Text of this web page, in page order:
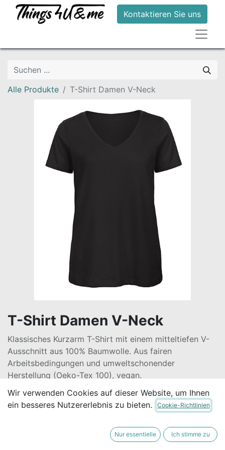
Kontaktieren Sie uns
Alle Produkte T-Shirt Damen V-Neck
T-Shirt Damen V-Neck
Klassisches Kurzarm T-Shirt mit einem mitteltiefen V-
Ausschnitt aus 100% Baumwolle. Aus fairen
Arbeitsbedingungen und umweltschonender
Herstellung (Oeko-Tex 100), vegan.
21,80€ Alle Preise inkl. MwSt. zzgl. Versandkosten
Wir verwenden Cookies auf dieser Website, um Ihnen
ein besseres Nutzererlebnis zu bieten.
Cookie-Richtlinien
Nur essentielle Ich stimme zu